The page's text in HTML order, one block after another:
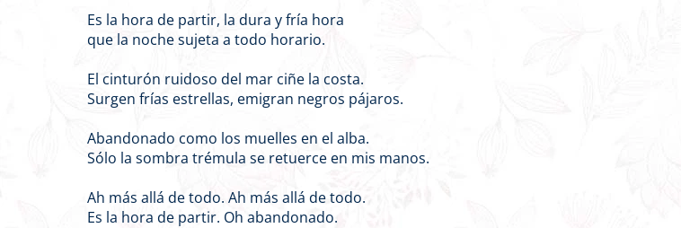
Es la hora de partir, la dura y fría hora
que la noche sujeta a todo horario.
El cinturón ruidoso del mar ciñe la costa.
Surgen frías estrellas, emigran negros pájaros.
Abandonado como los muelles en el alba.
Sólo la sombra trémula se retuerce en mis manos.
Ah más allá de todo. Ah más allá de todo.
Es la hora de partir. Oh abandonado.